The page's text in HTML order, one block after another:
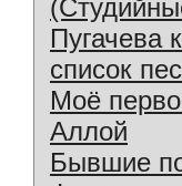
Пугачева
список
Моё
Аллой
Бывшие